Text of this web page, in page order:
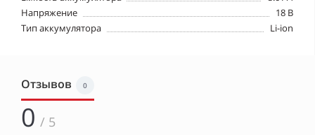
Напряжение
18 В
Тип аккумулятора
Li-ion
Отзывов 0
0 / 5